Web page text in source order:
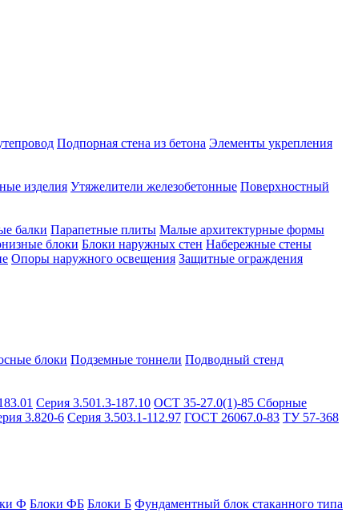
Подпорная стена из бетона Элементы укрепления
изделия Утяжелители железобетонные Поверхностный
балки Парапетные плиты Малые архитектурные формы
блоки Блоки наружных стен Набережные стены
Опоры наружного освещения Защитные ограждения
блоки Подземные тоннели Подводный стенд
Серия 3.501.3-187.10 ОСТ 35-27.0(1)-85 Сборные
3.820-6 Серия 3.503.1-112.97 ГОСТ 26067.0-83 ТУ 57-368
Ф Блоки ФБ Блоки Б Фундаментный блок стаканного типа